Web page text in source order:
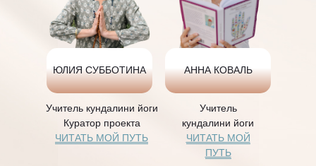
ЮЛИЯ СУББОТИНА
Учитель кундалини йоги
Куратор проекта
ЧИТАТЬ МОЙ ПУТЬ
АННА КОВАЛЬ
Учитель
кундалини йоги
ЧИТАТЬ МОЙ
ПУТЬ